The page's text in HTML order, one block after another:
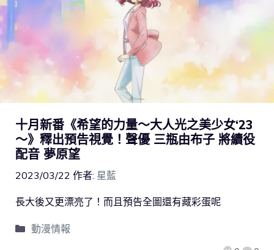
十月新番《希望的力量～大人光之美少女‘23
～》釋出預告視覺！聲優 三瓶由布子 將續役
配音 夢原望
2023/03/22 作者: 星藍
長大後又更漂亮了！而且預告全圖還有藏彩蛋呢
動漫情報